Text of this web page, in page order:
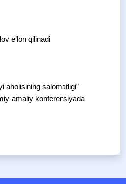
e’lon qilinadi
aholisining salomatligi”
amaliy konferensiyada